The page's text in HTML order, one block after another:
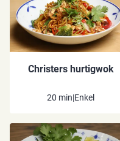
Christers hurtigwok
20 min|Enkel